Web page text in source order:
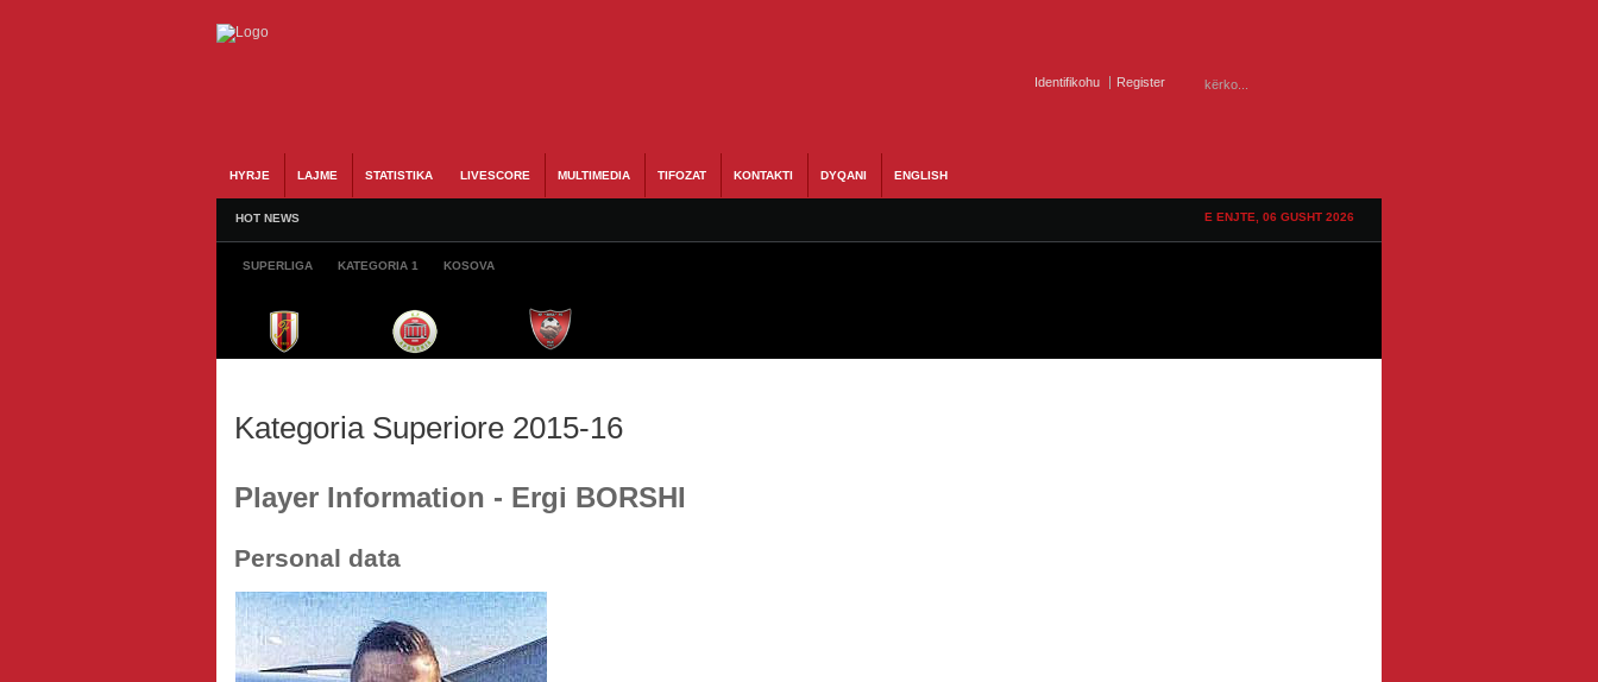
Identifikohu Register
HYRJE LAJME STATISTIKA LIVESCORE MULTIMEDIA TIFOZAT KONTAKTI DYQANI ENGLISH
HOT NEWS E ENJTE, 06 GUSHT 2026
SUPERLIGA KATEGORIA 1 KOSOVA
Kategoria Superiore 2015-16
Player Information - Ergi BORSHI
Personal data